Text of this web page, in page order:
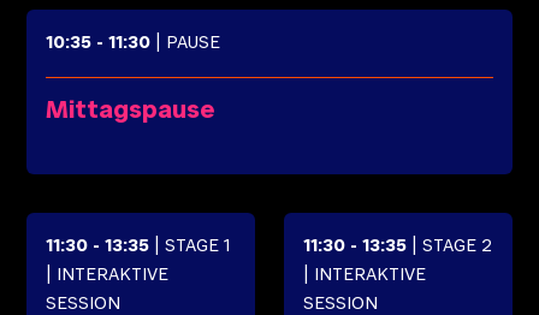
10:35 -11:30 | PAUSE
Mittagspause
11:30 -13:35 | STAGE 1
| INTERAKTIVE
SESSION
11:30 - 13:35 | STAGE 2
| INTERAKTIVE
SESSION